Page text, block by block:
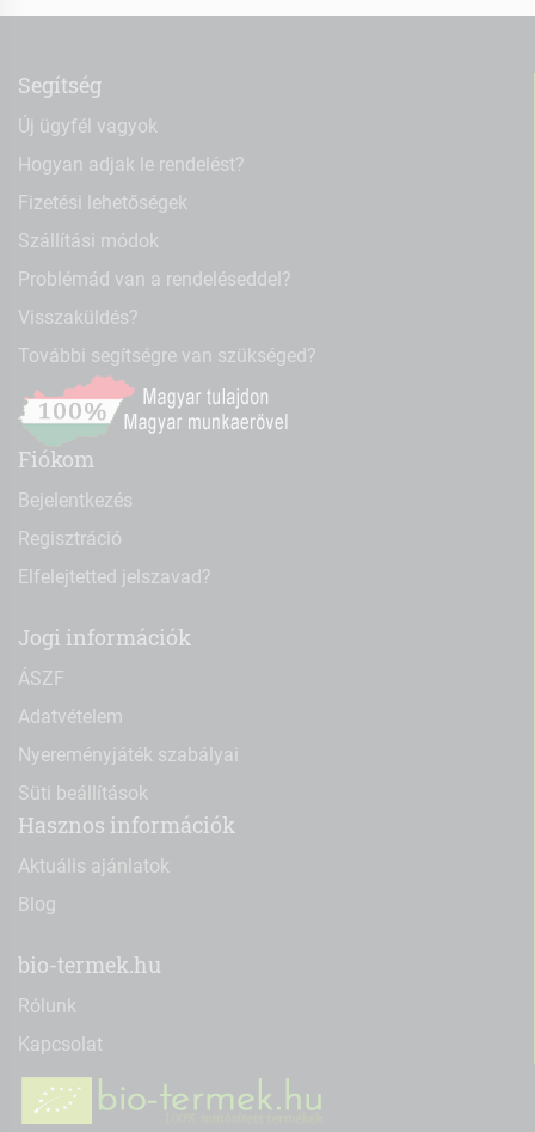
Segítség
Új ügyfél vagyok
Hogyan adjak le rendelést?
Fizetési lehetőségek
Szállítási módok
Problémád van a rendeléseddel?
Visszaküldés?
További segítségre van szükséged?
Fiókom
Bejelentkezés
Regisztráció
Elfelejtetted jelszavad?
Jogi információk
ÁSZF
Adatvételem
Nyereményjáték szabályai
Süti beállítások
Hasznos információk
Aktuális ajánlatok
Blog
bio-termek.hu
Rólunk
Kapcsolat